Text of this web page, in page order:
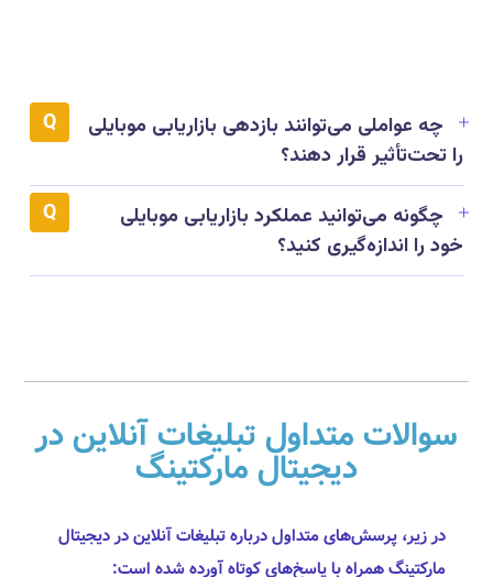
چه عواملی می‌توانند بازدهی بازاریابی موبایلی
را تحت‌تأثیر قرار دهند؟
چگونه می‌توانید عملکرد بازاریابی موبایلی
خود را اندازه‌گیری کنید؟
سوالات متداول تبلیغات آنلاین در
دیجیتال مارکتینگ
در زیر، پرسش‌های متداول درباره تبلیغات آنلاین در دیجیتال
مارکتینگ همراه با پاسخ‌های کوتاه آورده شده است: